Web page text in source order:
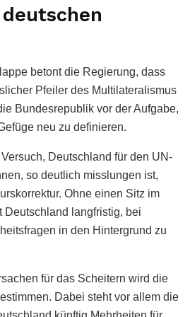
betont die Regierung, dass
Pfeiler des Multilateralismus
Bundesrepublik vor der Aufgabe,
neu zu definieren.
Deutschland für den UN-
so deutlich misslungen ist,
Ohne einen Sitz im
Deutschland langfristig, bei
in den Hintergrund zu
für das Scheitern wird die
Dabei steht vor allem die